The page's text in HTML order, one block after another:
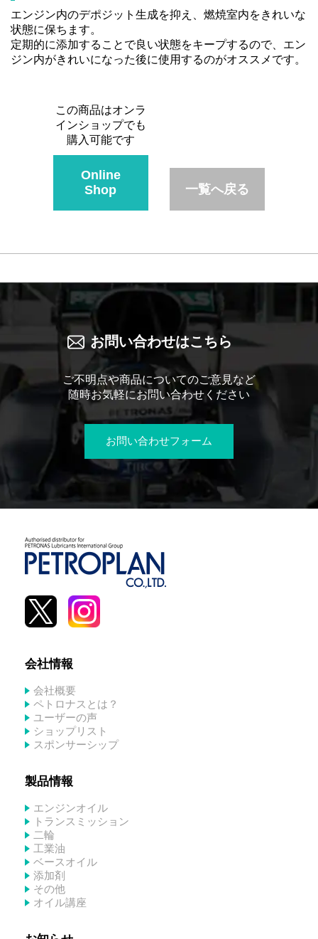
エンジン内のデポジット生成を抑え、燃焼室内をきれいな
状態に保ちます。
定期的に添加することで良い状態をキープするので、エン
ジン内がきれいになった後に使用するのがオススメです。
この商品はオンラ
インショップでも
購入可能です
Online
Shop
一覧へ戻る
お問い合わせはこちら
ご不明点や商品についてのご意見など
随時お気軽にお問い合わせください
お問い合わせフォーム
会社情報
会社概要
ペトロナスとは？
ユーザーの声
ショップリスト
スポンサーシップ
製品情報
エンジンオイル
トランスミッション
二輪
工業油
ベースオイル
添加剤
その他
オイル講座